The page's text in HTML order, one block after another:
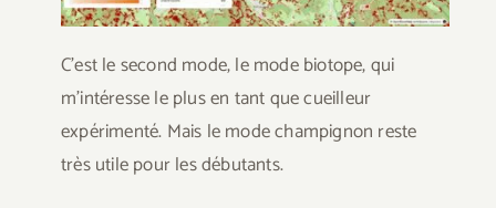
C’est le second mode, le mode biotope, qui
m’intéresse le plus en tant que cueilleur
expérimenté. Mais le mode champignon reste
très utile pour les débutants.